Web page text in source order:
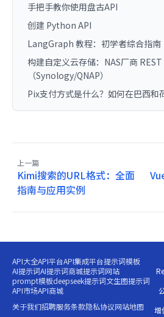
手把手教你使用盘古API
创建 Python API
LangGraph 教程：初学者综合指南
构建自定义云存储：NAS厂商
（Synology/QNAP）
Pix支付方式是什么？如何在巴西和
上一篇
Kimi搜索的URL格式：全面
指南与应用实例
API大全API平台API集成平台提示词模板
AI提示词AI提示词商城提示词网站
prompt模板deepseek提示词文生图提示词
API市场API商城
关于我们招聘服务条款隐私协议网站地图
增